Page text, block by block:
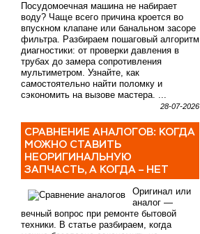
Посудомоечная машина не набирает
воду? Чаще всего причина кроется во
впускном клапане или банальном засоре
фильтра. Разбираем пошаговый алгоритм
диагностики: от проверки давления в
трубах до замера сопротивления
мультиметром. Узнайте, как
самостоятельно найти поломку и
сэкономить на вызове мастера. ...
28-07-2026
СРАВНЕНИЕ АНАЛОГОВ: КОГДА
МОЖНО СТАВИТЬ
НЕОРИГИНАЛЬНУЮ
ЗАПЧАСТЬ, А КОГДА – НЕТ
Оригинал или
аналог —
вечный вопрос при ремонте бытовой
техники. В статье разбираем, когда